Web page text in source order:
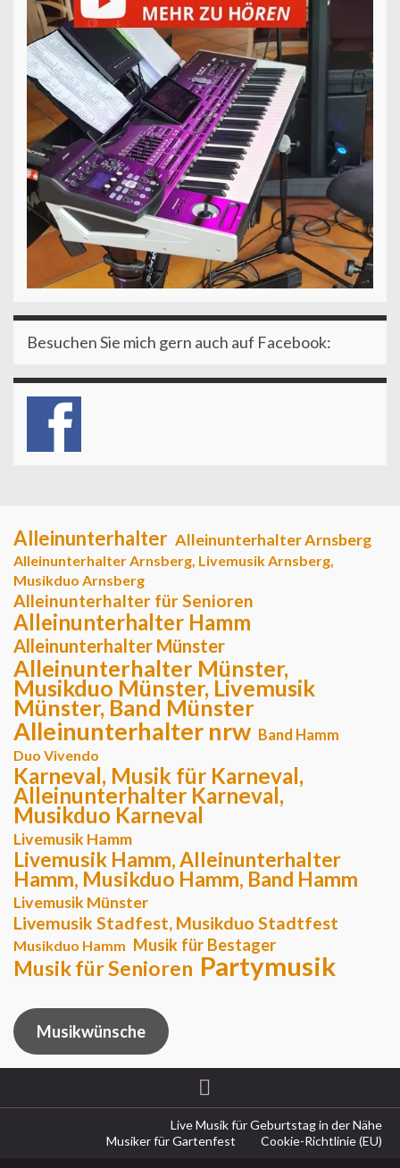
Besuchen Sie mich gern auch auf Facebook:
Alleinunterhalter Alleinunterhalter Arnsberg
Alleinunterhalter Arnsberg, Livemusik Arnsberg,
Musikduo Arnsberg
Alleinunterhalter für Senioren
Alleinunterhalter Hamm
Alleinunterhalter Münster
Alleinunterhalter Münster,
Musikduo Münster, Livemusik
Münster, Band Münster
Alleinunterhalter nrw Band Hamm
Duo Vivendo
Karneval, Musik für Karneval,
Alleinunterhalter Karneval,
Musikduo Karneval
Livemusik Hamm
Livemusik Hamm, Alleinunterhalter
Hamm, Musikduo Hamm, Band Hamm
Livemusik Münster
Livemusik Stadfest, Musikduo Stadtfest
Musikduo Hamm Musik für Bestager
Musik für Senioren Partymusik
Musikwünsche
Live Musik für Geburtstag in der Nähe
Musiker für Gartenfest
Cookie-Richtlinie (EU)